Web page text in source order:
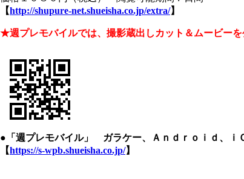
【http://shupure-net.shueisha.co.jp/extra/】
★週プレモバイルでは、撮影蔵出しカット＆ムービーを
●「週プレモバイル」 ガラケー、Ａｎｄｒｏｉｄ、ｉ
【https://s-wpb.shueisha.co.jp/】